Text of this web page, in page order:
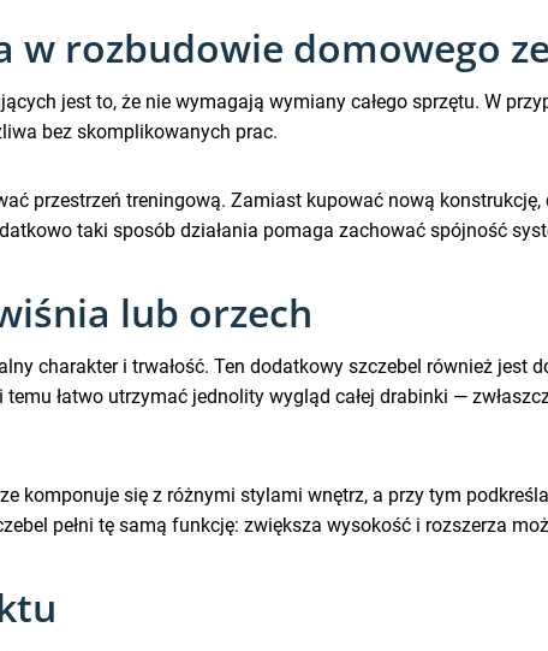
w rozbudowie domowego
jest to, że nie wymagają wymiany całego sprzętu. W
bez skomplikowanych prac.
przestrzeń treningową. Zamiast kupować nową konstrukcję,
taki sposób działania pomaga zachować spójność
lub orzech
charakter i trwałość. Ten dodatkowy szczebel również jest
temu łatwo utrzymać jednolity wygląd całej drabinki —
komponuje się z różnymi stylami wnętrz, a przy tym
pełni tę samą funkcję: zwiększa wysokość i rozszerza